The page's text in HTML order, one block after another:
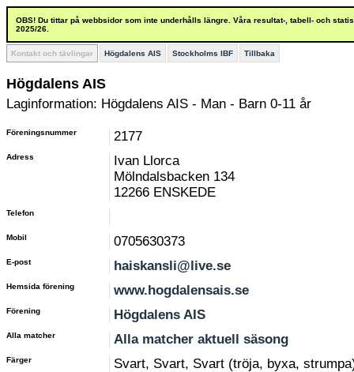
OBS! Du tittar på webbsidor som inte underhålls längre. Våra resultat-, tabell- och
2025/26.
Kontakt och tävlingar Högdalens AIS Stockholms IBF Tillbaka
Högdalens AIS
Laginformation: Högdalens AIS - Man - Barn 0-11 år
Föreningsnummer 2177
Adress
Ivan Llorca
Mölndalsbacken 134
12266 ENSKEDE
Telefon
Mobil 0705630373
E-post haiskansli@live.se
Hemsida förening www.hogdalensais.se
Förening Högdalens AIS
Alla matcher Alla matcher aktuell säsong
Färger Svart, Svart, Svart (tröja, byxa,